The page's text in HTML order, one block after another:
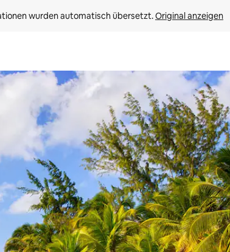
wurden automatisch übersetzt. Original anzeigen
oben und unten oder erkunde die Ergebnisse durch